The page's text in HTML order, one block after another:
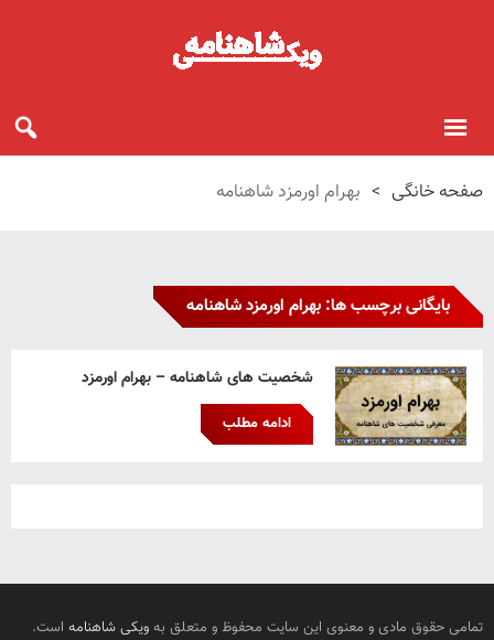
صفحه خانگی > بهرام اورمزد شاهنامه
بایگانی برچسب ها: بهرام اورمزد شاهنامه
شخصیت های شاهنامه – بهرام اورمزد
ادامه مطلب
تمامی حقوق مادی و معنوی این سایت محفوظ و متعلق به ویکی شاهنامه است.